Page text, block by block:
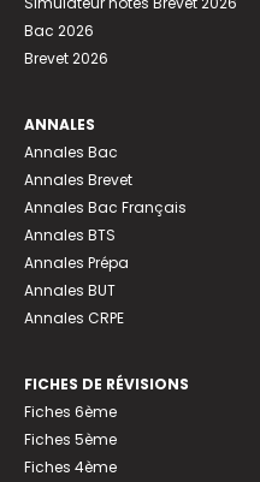
Bac 2026
Brevet 2026
ANNALES
Annales Bac
Annales Brevet
Annales Bac Français
Annales BTS
Annales Prépa
Annales BUT
Annales CRPE
FICHES DE RÉVISIONS
Fiches 6ème
Fiches 5ème
Fiches 4ème